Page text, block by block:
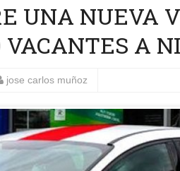
UNA NUEVA
VACANTES A
jose carlos muñoz